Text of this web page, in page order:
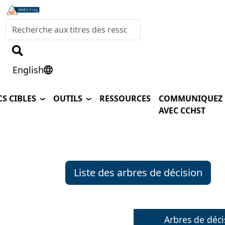
Skip to main content
Chercher le simdut.org
English version of the page
English
CIBLES OUTILS RESSOURCES
COMMUNIQUEZ
AVEC CCHST
Liste des arbres de décision
Arbres de